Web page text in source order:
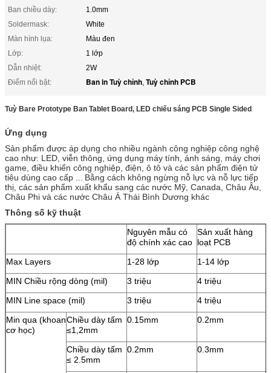
Ban chiều dày:
1.0mm
Soldermask:
White
Màn hình lụa:
Màu đen
Lớp:
1 lớp
Dẫn nhiệt:
2W
Điểm nổi bật:
Ban in Tuỳ chỉnh, Tuỳ chỉnh PCB
Tuỳ Bare Prototype Ban Tablet Board, LED chiếu sáng PCB Single Sided
Ứng dụng
Sản phẩm được áp dụng cho nhiều ngành công nghiệp công nghệ
cao như: LED, viễn thông, ứng dụng máy tính, ánh sáng, máy chơi
game, điều khiển công nghiệp, điện, ô tô và các sản phẩm điện tử
tiêu dùng cao cấp ...
Bằng cách không ngừng nỗ lực và nỗ lực tiếp
thị, các sản phẩm xuất khẩu sang các nước Mỹ, Canada, Châu Âu,
Châu Phi và các nước Châu Á Thái Bình Dương khác
Thông số kỹ thuật
Nguyên mẫu có
độ chính xác cao
Sản xuất hàng
loạt PCB
Max Layers
1-28 lớp
1-14 lớp
MIN Chiều rộng dòng (mil)
3 triệu
4 triệu
MIN Line space (mil)
3 triệu
4 triệu
Min qua (khoan
cơ học)
Chiều dày tấm
≤1,2mm
0.15mm 0.2mm
Chiều dày tấm
≤ 2.5mm
0.2mm 0.3mm